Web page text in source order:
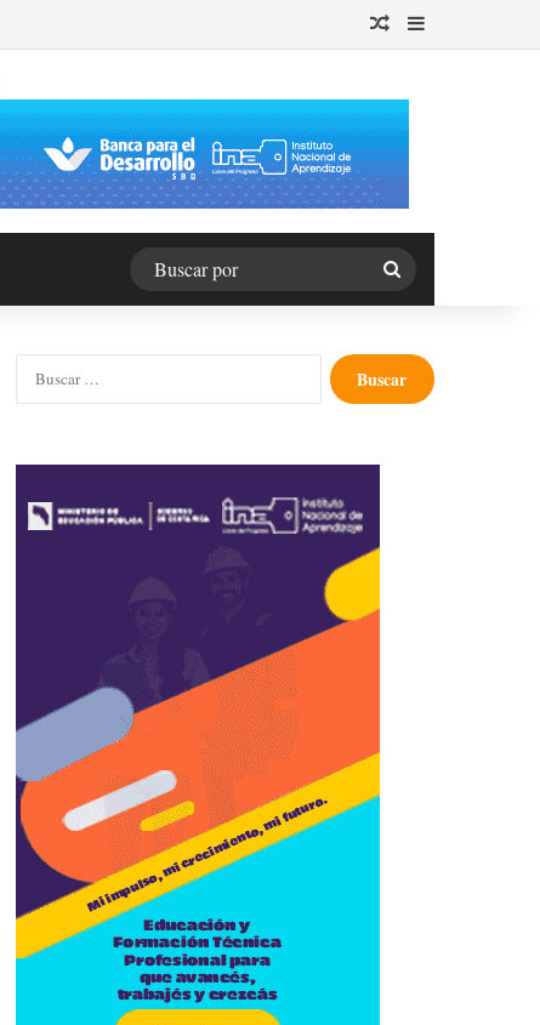
Publicación al azar
Barra lateral
Buscar
por
Buscar: